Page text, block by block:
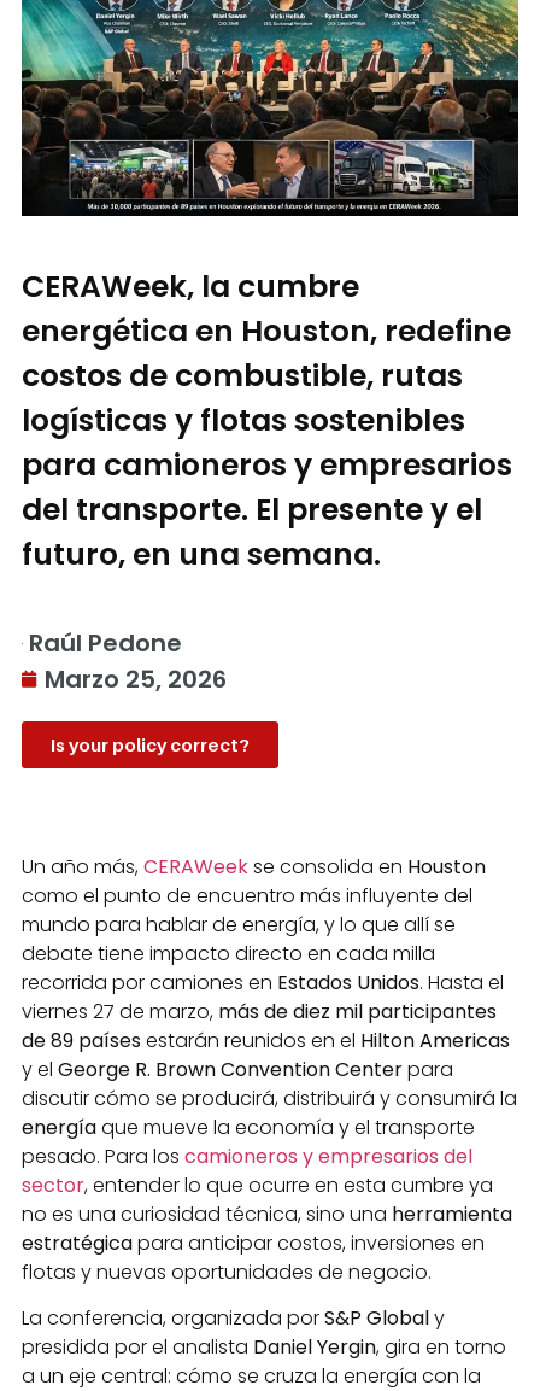
CERAWeek, la cumbre
energética en Houston, redefine
costos de combustible, rutas
logísticas y flotas sostenibles
para camioneros y empresarios
del transporte. El presente y el
futuro, en una semana.
Raúl Pedone
Marzo 25, 2026
Is your policy correct?
Un año más,CERAWeekse consolida en Houston
como el punto de encuentro más influyente del
mundo para hablar de energía, y lo que allí se
debate tiene impacto directo en cada milla
recorrida por camiones en Estados Unidos. Hasta el
viernes 27 de marzo, más de diez mil participantes
de 89 paísesestarán reunidos en el Hilton Americas
y el George R. Brown Convention Centerpara
discutir cómo se producirá, distribuirá y consumirá la
energíaque mueve la economía y el transporte
pesado. Para los camioneros y empresarios del
sector, entender lo que ocurre en esta cumbre ya
no es una curiosidad técnica, sino una herramienta
estratégicapara anticipar costos, inversiones en
flotas y nuevas oportunidades de negocio.
La conferencia, organizada porS&P Globaly
presidida por el analista Daniel Yergin, gira en torno
a un eje central: cómo se cruza la energía con la